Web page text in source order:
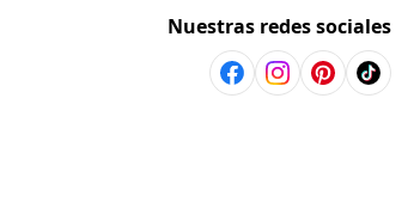
Nuestras redes sociales